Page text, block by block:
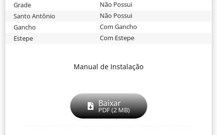
Grade
Não Possui
Santo Antônio
Não Possui
Gancho
Com Gancho
Estepe
Com Estepe
Manual de Instalação
Baixar
PDF (2 MB)